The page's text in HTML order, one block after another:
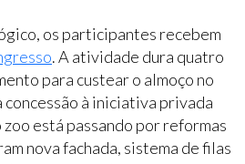
os participantes recebem
. A atividade dura quatro
para custear o almoço no
à iniciativa privada
zoo está passando por reformas
nova fachada, sistema de filas